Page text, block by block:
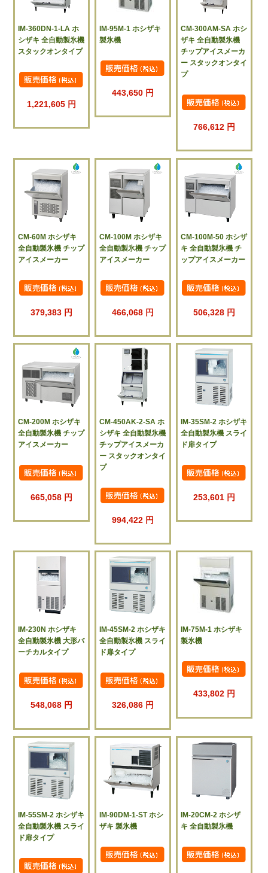
IM-360DN-1-LA ホ
シザキ 全自動製氷機
スタックオンタイプ
1,221,605 円
IM-95M-1 ホシザキ
製氷機
443,650 円
CM-300AM-SA ホシ
ザキ 全自動製氷機
チップアイスメーカ
ー スタックオンタイ
プ
766,612 円
CM-60M ホシザキ
全自動製氷機 チップ
アイスメーカー
379,383 円
CM-100M ホシザキ
全自動製氷機 チップ
アイスメーカー
466,068 円
CM-100M-50 ホシザ
キ 全自動製氷機 チ
ップアイスメーカー
506,328 円
CM-200M ホシザキ
全自動製氷機 チップ
アイスメーカー
665,058 円
CM-450AK-2-SA ホ
シザキ 全自動製氷機
チップアイスメーカ
ー スタックオンタイ
プ
994,422 円
IM-35SM-2 ホシザキ
全自動製氷機 スライ
ド扉タイプ
253,601 円
IM-230N ホシザキ
全自動製氷機 大形バ
ーチカルタイプ
548,068 円
IM-45SM-2 ホシザキ
全自動製氷機 スライ
ド扉タイプ
326,086 円
IM-75M-1 ホシザキ
製氷機
433,802 円
IM-55SM-2 ホシザキ
全自動製氷機 スライ
ド扉タイプ
IM-90DM-1-ST ホシ
ザキ 製氷機
IM-20CM-2 ホシザ
キ 全自動製氷機